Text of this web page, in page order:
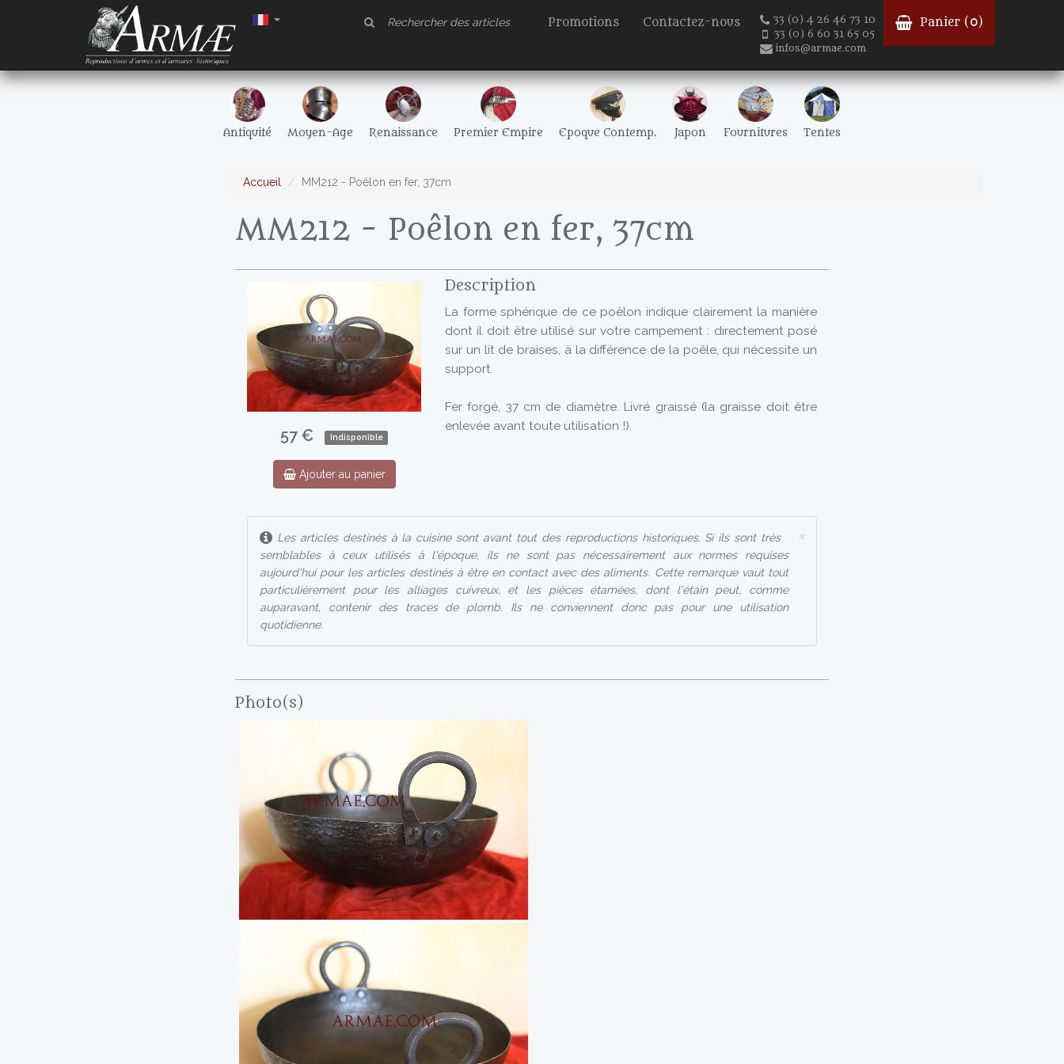
Promotions Contactez-nous
33 (0) 4 26 46 73 10
33 (0) 6 60 31 65 05
infos@armae.com
Panier ( 0)
Antiquité Moyen-Age Renaissance Premier Empire Epoque Contemp. Japon Fournitures Tentes
Accueil MM212 - Poêlon en fer, 37cm
MM212 - Poêlon en fer, 37cm
57 € Indisponible
Ajouter au panier
Description
La forme sphérique de ce poêlon indique clairement la manière
dont il doit être utilisé sur votre campement : directement posé
sur un lit de braises, à la différence de la poêle, qui nécessite un
support.
Fer forgé, 37 cm de diamètre. Livré graissé (la graisse doit être
enlevée avant toute utilisation !).
×
Les articles destinés à la cuisine sont avant tout des reproductions historiques. Si ils sont très
semblables à ceux utilisés à l'époque, ils ne sont pas nécessairement aux normes requises
aujourd'hui pour les articles destinés à être en contact avec des aliments. Cette remarque vaut tout
particulièrement pour les alliages cuivreux, et les pièces étamées, dont l'étain peut, comme
auparavant, contenir des traces de plomb. Ils ne conviennent donc pas pour une utilisation
quotidienne.
Photo(s)